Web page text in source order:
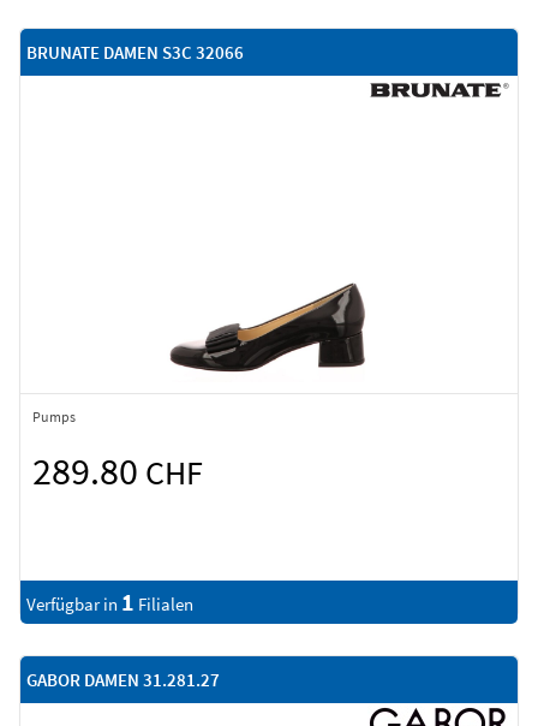
BRUNATE DAMEN S3C 32066
Pumps
289.80 CHF
Verfügbar in 1 Filialen
GABOR DAMEN 31.281.27